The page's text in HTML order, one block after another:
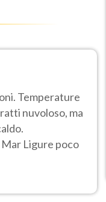
Temperature
nuvoloso, ma
Mar Ligure poco